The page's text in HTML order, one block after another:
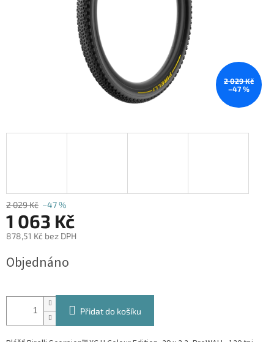
2 029 Kč
–47 %
2 029 Kč –47 %
1 063 Kč
878,51 Kč bez DPH
cena:
Objednáno
Přidat do košíku